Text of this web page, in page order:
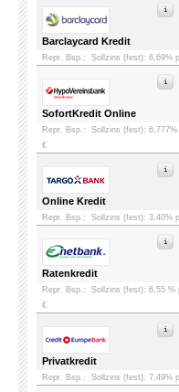
Barclaycard Kredit
Repr. Bsp.: Sollzins (fest): 6,69%
SofortKredit Online
Repr. Bsp.: Sollzins (fest): 6,777%
€
Online Kredit
Repr. Bsp.: Sollzins (fest): 3,40%
Ratenkredit
Repr. Bsp.: Sollzins (fest): 6,55 %
€
Privatkredit
Repr. Bsp.: Sollzins (fest): 7,49%